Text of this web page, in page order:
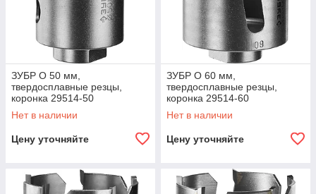
ЗУБР O 50 мм,
твердосплавные резцы,
коронка 29514-50
Профессионал
Нет в наличии
Цену уточняйте
ЗУБР O 60 мм,
твердосплавные резцы,
коронка 29514-60
Профессионал
Нет в наличии
Цену уточняйте